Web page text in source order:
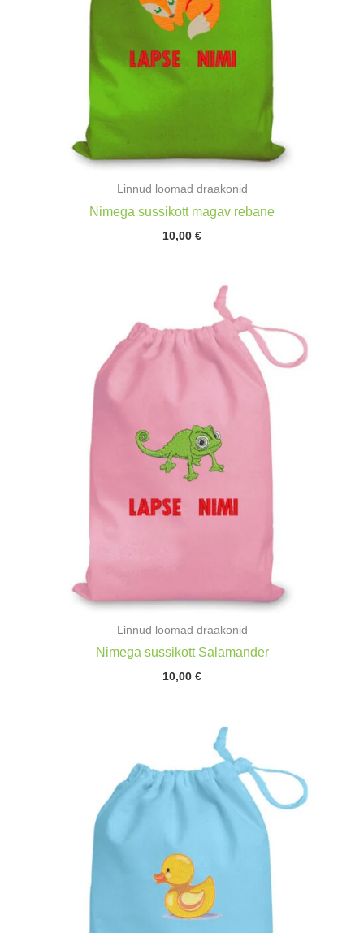
Linnud loomad draakonid
Nimega sussikott magav rebane
10,00 €
Linnud loomad draakonid
Nimega sussikott Salamander
10,00 €